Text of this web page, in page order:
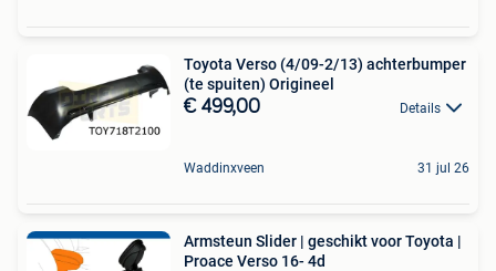
Toyota Verso (4/09-2/13) achterbumper
(te spuiten) Origineel
€ 499,00 Details
Waddinxveen 31 jul 26
Armsteun Slider | geschikt voor Toyota |
Proace Verso 16- 4d